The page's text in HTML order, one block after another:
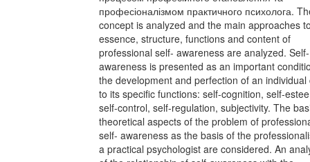
професіоналізмом практичного психолога.
concept is analyzed and the main approaches
essence, structure, functions and content of
professional self- awareness are analyzed. Self-
awareness is presented as an important
the development and perfection of an individual
to its specific functions: self-cognition, self-
self-control, self-regulation, subjectivity. The
theoretical aspects of the problem of
self- awareness as the basis of the
a practical psychologist are considered. An